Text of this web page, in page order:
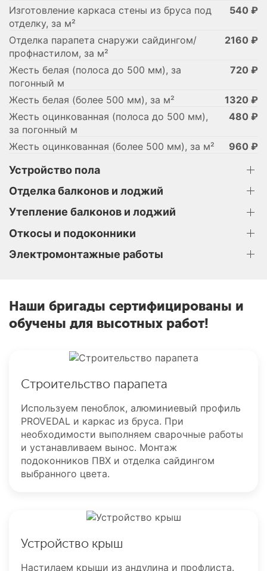
Изготовление каркаса стены из бруса под
отделку, за м²
540 ₽
Отделка парапета снаружи сайдингом/
профнастилом, за м²
2160 ₽
Жесть белая (полоса до 500 мм), за
погонный м
720 ₽
Жесть белая (более 500 мм), за м²
1320 ₽
Жесть оцинкованная (полоса до 500 мм),
за погонный м
480 ₽
Жесть оцинкованная (более 500 мм), за м² 960 ₽
Устройство пола
Отделка балконов и лоджий
Утепление балконов и лоджий
Откосы и подоконники
Электромонтажные работы
Наши бригады сертифицированы и
обучены для высотных работ!
Строительство парапета
Используем пеноблок, алюминиевый профиль
PROVEDAL и каркас из бруса. При
необходимости выполняем сварочные работы
и устанавливаем вынос. Монтаж
подоконников ПВХ и отделка сайдингом
выбранного цвета.
Устройство крыш
Настилаем крыши из андулина и профлиста.